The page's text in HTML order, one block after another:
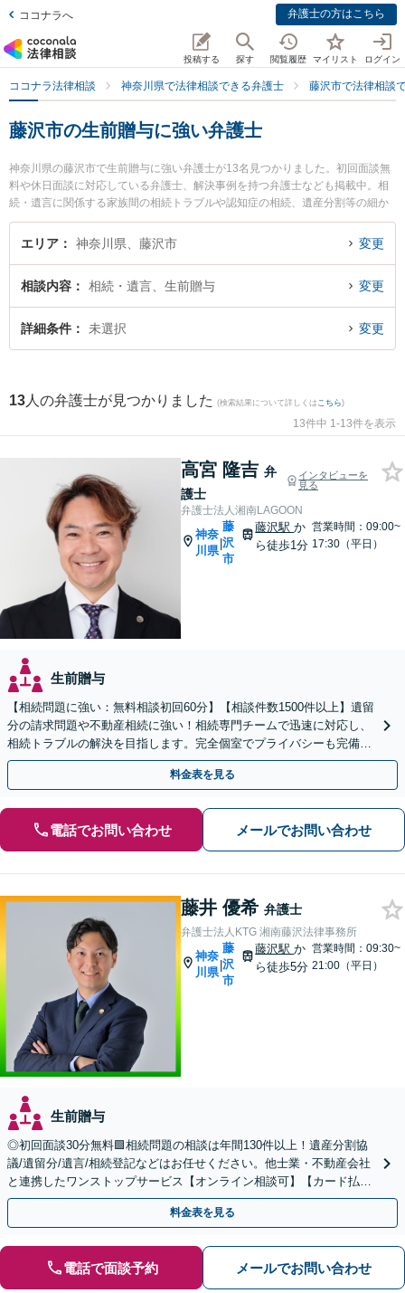
ココナラへ 弁護士の方はこちら
投稿する 探す 閲覧履歴 マイリスト ログイン
ココナラ法律相談 神奈川県で法律相談できる弁護士 藤沢市で法律相談
藤沢市の生前贈与に強い弁護士
神奈川県の藤沢市で生前贈与に強い弁護士が13名見つかりました。初回面談無
料や休日面談に対応している弁護士、解決事例を持つ弁護士なども掲載中。相
続・遺言に関係する家族間の相続トラブルや認知症の相続、遺産分割等の細か
な分野での絞り込み検索もでき便利です。特に弁護士法人湘南LAGOONの高宮
隆吉弁護士や弁護士法人KTG 湘南藤沢法律事務所の藤井 優希弁護士、弁護士法
のトラブルを今すぐに弁護士に相談したい』『生前贈与のトラブル解決の実績
豊富な近くの弁護士を検索したい』『初回相談無料で生前贈与を法律相談でき
る藤沢市内の弁護士に相談予約したい』などでお困りの相談者さんにおすすめ
エリア 神奈川県、藤沢市 変更
相談内容 相続・遺言、生前贈与 変更
詳細条件 未選択 変更
13 人の弁護士が見つかりました (検索結果について詳しくは こちら)
13件中 1-13件を表示
高宮 隆吉 弁
護士
インタビューを
見る
弁護士法人湘南LAGOON
神奈
川県
|
藤
沢
市
藤沢駅か
ら徒歩1分
営業時間：09:00~
17:30（平日）
生前贈与
【相続問題に強い：無料相談初回60分】【相談件数1500件以上】遺留
分の請求問題や不動産相続に強い！相続専門チームで迅速に対応し、
相続トラブルの解決を目指します。完全個室でプライバシーも完備
【各線藤沢駅より徒歩1分】
料金表を見る
電話でお問い合わせ メールでお問い合わせ
藤井 優希 弁護士
弁護士法人KTG 湘南藤沢法律事務所
神奈
川県
|
藤
沢
市
藤沢駅か
ら徒歩5分
営業時間：09:30~
21:00（平日）
生前贈与
◎初回面談30分無料🟩相続問題の相談は年間130件以上！遺産分割協
議/遺留分/遺言/相続登記などはお任せください。他士業・不動産会社
と連携したワンストップサービス【オンライン相談可】【カード払
い・分割払い可】
料金表を見る
電話で面談予約 メールでお問い合わせ